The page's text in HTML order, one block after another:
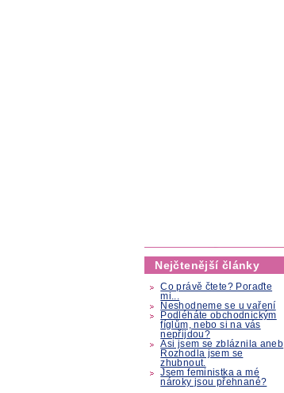
Nejčtenější články
Co právě čtete? Poraďte
mi...
Neshodneme se u vaření
Podléháte obchodnickým
fíglům, nebo si na vás
nepřijdou?
Asi jsem se zbláznila aneb
Rozhodla jsem se
zhubnout.
Jsem feministka a mé
nároky jsou přehnané?